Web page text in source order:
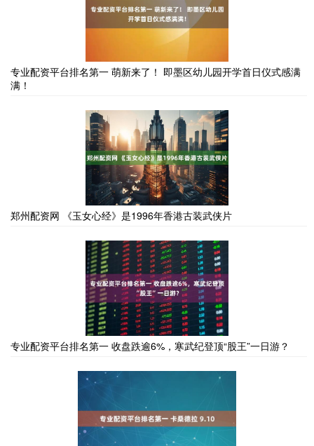
专业配资平台排名第一 萌新来了！ 即墨区幼儿园开学首日仪式感满
满！
郑州配资网 《玉女心经》是1996年香港古装武侠片
专业配资平台排名第一 收盘跌逾6%，寒武纪登顶“股王”一日游？